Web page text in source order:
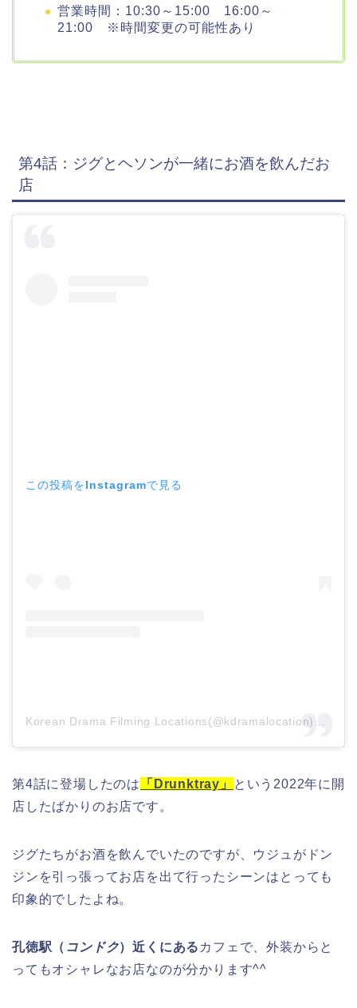
営業時間：10:30～15:00 16:00～
21:00 ※時間変更の可能性あり
第4話：ジグとヘソンが一緒にお酒を飲んだお
店
この投稿をInstagramで見る
第4話に登場したのは 「Drunktray」
という2022年に開
店したばかりのお店です。
ジグたちがお酒を飲んでいたのですが、ウジュがドン
ジンを引っ張ってお店を出て行ったシーンはとっても
印象的でしたよね。
孔徳駅（ コンドク）近くにある カフェで、外装からと
ってもオシャレなお店なのが分かります^^